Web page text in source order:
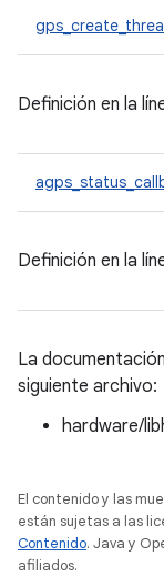
Definición en la
Definición en la
La
siguiente archivo:
hardware/
El contenido y las
están sujetas a las
Contenido. Java y
afiliados.